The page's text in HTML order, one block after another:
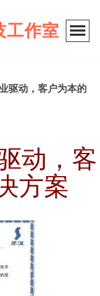
工作室
驱动，客户为本的
动，客
方案